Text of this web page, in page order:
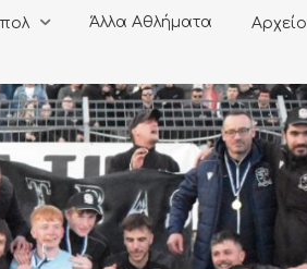
Άλλα Αθλήματα Αρχείο